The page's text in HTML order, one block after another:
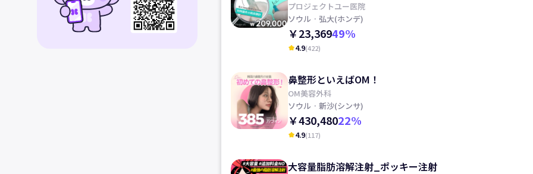
プロジェクトユー医院
ソウル · 弘大(ホンデ)
￥23,36949%
kid_star4.9(422)
鼻整形といえばOM！
OM美容外科
ソウル · 新沙(シンサ)
￥430,48022%
kid_star4.9(117)
大容量脂肪溶解注射_ポッキー注射